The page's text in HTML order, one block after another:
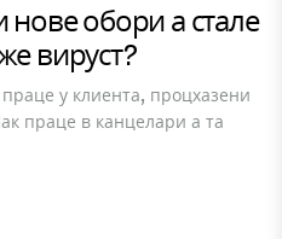
обори а стале
вируст?
у клиента, процхазени
праце в канцелари а та